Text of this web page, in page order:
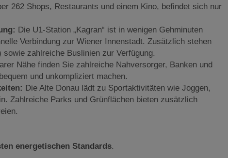
262 Shops, Restaurants und einem Kino, befindet sich nur
Die U1-Station „Kagran“ ist in wenigen Gehminuten
Verbindung zur Wiener Innenstadt. Zusätzlich stehen
sowie zahlreiche Buslinien zur Verfügung.
Nähe finden Sie zahlreiche Nahversorger, Banken und
und unkompliziert machen.
Die Alte Donau lädt zu Sportaktivitäten wie Joggen,
Zahlreiche Parks und Grünflächen bieten zusätzlich
energetischen Standards.